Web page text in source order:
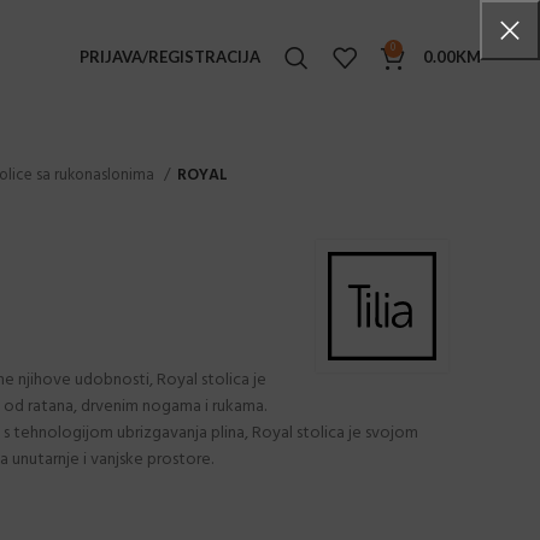
NAMJEŠTAJ
set
sa rukonaslonima
PRIJAVA/REGISTRACIJA 0 0.00KM
sa rukonaslonima ROYAL
njihove udobnosti, Royal stolica je
ratana, drvenim nogama i rukama.
tehnologijom ubrizgavanja plina, Royal stolica je svojom
i vanjske prostore.